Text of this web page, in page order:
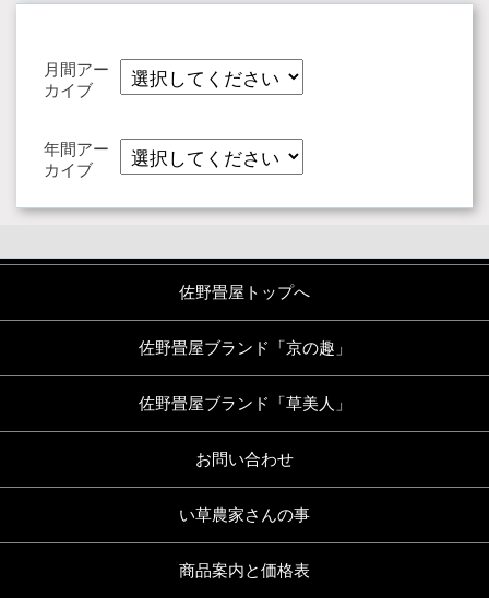
月間アー
カイブ
年間アー
カイブ
佐野畳屋トップへ
佐野畳屋ブランド「京の趣」
佐野畳屋ブランド「草美人」
お問い合わせ
い草農家さんの事
商品案内と価格表